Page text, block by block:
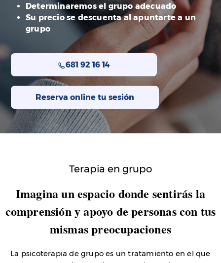
Determinaremos el grupo adecuado
Su precio se descuenta al apuntarte a un
grupo
681 92 16 14
Reserva online tu sesión
Terapia en grupo
Imagina un espacio donde sentirás la
comprensión y apoyo de personas con tus
mismas preocupaciones
La psicoterapia de grupo es un tratamiento en el que